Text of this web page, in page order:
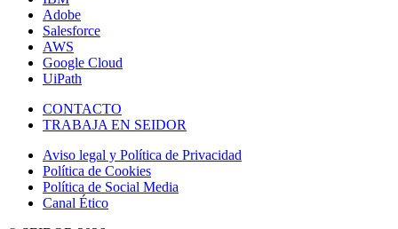
Adobe
Salesforce
AWS
Google Cloud
UiPath
CONTACTO
TRABAJA EN SEIDOR
Aviso legal y Política de Privacidad
Política de Cookies
Política de Social Media
Canal Ético